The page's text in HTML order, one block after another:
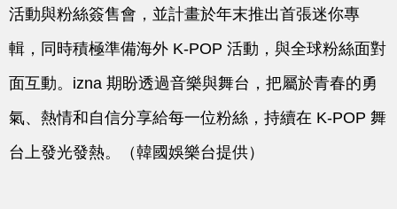
活動與粉絲簽售會，並計畫於年末推出首張迷你專
輯，同時積極準備海外 K-POP 活動，與全球粉絲面對
面互動。 izna 期盼透過音樂與舞台，把屬於青春的勇
氣、熱情和自信分享給每一位粉絲，持續在 K-POP 舞
台上發光發熱。（韓國娛樂台提供）